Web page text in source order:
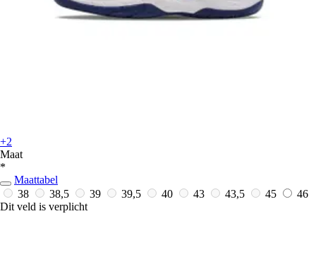
+2
Maat
*
Maattabel
38
38,5 39 39,5 40 43 43,5 45
46
Dit veld is verplicht